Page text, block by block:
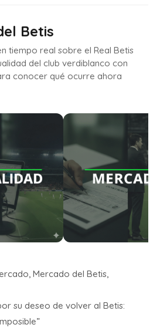
Betis
tiempo real sobre el Real Betis
del club verdiblanco con
conocer qué ocurre ahora
, Mercado del Betis,
su deseo de volver al Betis: